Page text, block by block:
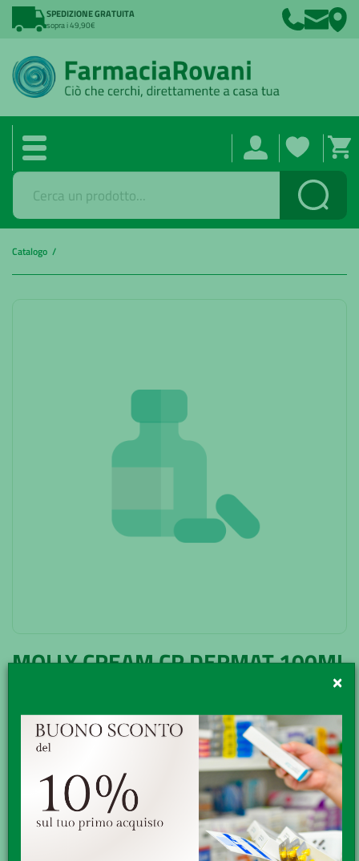
SPEDIZIONE GRATUITA
sopra i 49,90€
Cerca
Catalogo /
MOLLY CREAM CR DERMAT 100ML
ciuccio e da pannolino; - pelle disidratata a causa di fattori
climatici e c...
Minsan:
902543610
PHYTOMED Srl
Disponibilità: Buona
×